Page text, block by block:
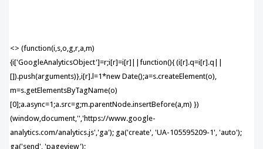
<> (function(i,s,o,g,r,a,m)
{i['GoogleAnalyticsObject']=r;i[r]=i[r]||function(){ (i[r].q=i[r].q||
[]).push(arguments)},i[r].l=1*new Date();a=s.createElement(o),
m=s.getElementsByTagName(o)
[0];a.async=1;a.src=g;m.parentNode.insertBefore(a,m) })
(window,document,'','https://www.google-
analytics.com/analytics.js','ga'); ga('create', 'UA-105595209-1', 'auto');
ga('send', 'pageview');